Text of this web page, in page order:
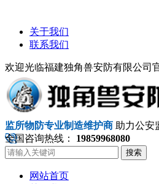
关于我们
联系我们
欢迎光临福建独角兽安防有限公司
监所物防专业制造维护商 助力公安
全国咨询热线：
19859968080
搜索
网站首页